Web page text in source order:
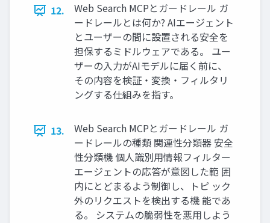
12.
Web Search MCPとガードレール ガ
ードレールとは何か? AIエージェント
とユーザーの間に設置される安全を
担保するミドルウェアである。 ユー
ザーの入力がAIモデルに届く前に、
その内容を検証・変換・フィルタリ
ングする仕組みを指す。
13.
Web Search MCPとガードレール ガ
ードレールの種類 関連性分類器 安全
性分類機 個人識別用情報フィルター
エージェントの応答が意図した範 囲
内にとどまるよう制御し、トピ ック
外のリクエストを検出する機 能であ
る。 システムの脆弱性を悪用しよう